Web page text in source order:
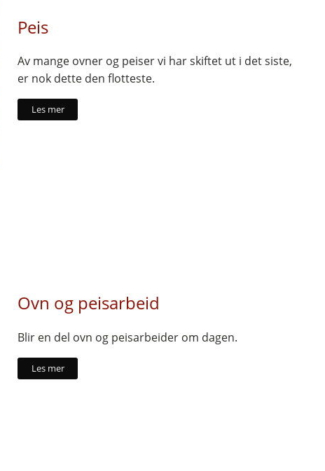
Peis
Av mange ovner og peiser vi har skiftet ut i det siste,
er nok dette den flotteste.
Les mer
Ovn og peisarbeid
Blir en del ovn og peisarbeider om dagen.
Les mer